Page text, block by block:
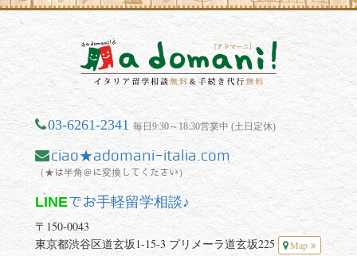
03-6261-2341 毎日9:30～18:30営業中 (土日定休)
ciao★adomani-italia.com
（★は半角＠に変換してください）
LINEでお手軽留学相談♪
〒150-0043
東京都渋谷区道玄坂1-15-3 プリメーラ道玄坂225
Map